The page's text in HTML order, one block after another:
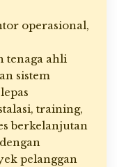
operasional,
tenaga ahli
sistem
training,
berkelanjutan
pelanggan